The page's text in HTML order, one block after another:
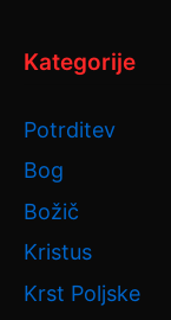
Kategorije
Potrditev
Bog
Božič
Kristus
Krst Poljske